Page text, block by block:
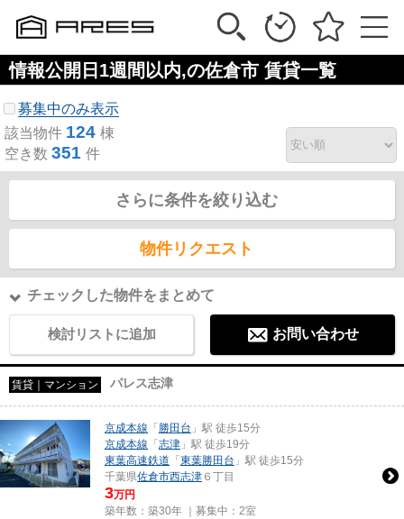
情報公開日1週間以内,の佐倉市 賃貸一覧
募集中のみ表示
該当物件 124 棟
空き数 351 件
さらに条件を絞り込む
物件リクエスト
チェックした物件をまとめて
検討リストに追加 お問い合わせ
賃貸｜マンション パレス志津
京成本線 「 勝田台 」駅 徒歩15分
京成本線 「 志津 」駅 徒歩19分
東葉高速鉄道 「 東葉勝田台 」駅 徒歩15分
千葉県佐倉市西志津 ６丁目
3万円
築年数：築30年 ｜募集中： 2室